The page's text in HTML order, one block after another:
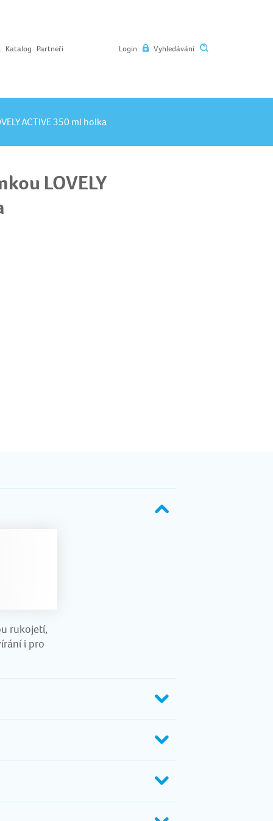
Katalog Partneři Login Vyhledávání
ACTIVE 350 ml holka
LOVELY
rukojetí,
i pro